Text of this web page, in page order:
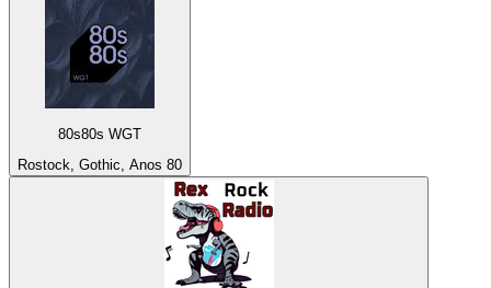
80s80s WGT
Rostock, Gothic, Anos 80